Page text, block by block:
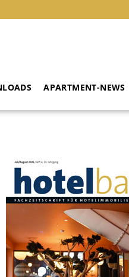
APARTMENT-NEWS